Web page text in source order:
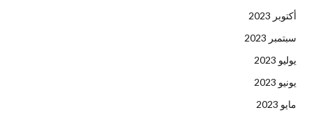
أكتوبر 2023
سبتمبر 2023
يوليو 2023
يونيو 2023
مايو 2023